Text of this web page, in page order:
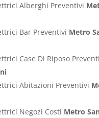
Alberghi Preventivi
Bar Preventivi Metro
Case Di Riposo
Abitazioni Preventivi
Negozi Costi Metro